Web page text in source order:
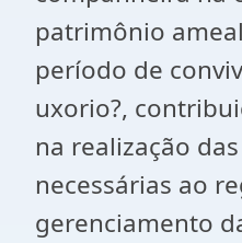
patrimônio
período de
uxorio?,
na realização
necessárias ao
gerenciamento